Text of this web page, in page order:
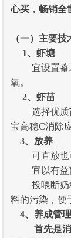
心买，畅销全
（一） 主要技
1、 虾塘
宜设置蓄水
氧。
2、 虾苗
选择优质苗
宝高稳C消除
3、 放养
可直放也可
宜以有益菌
投喂断奶料
料的污染，便
4、养成管理
首先是消